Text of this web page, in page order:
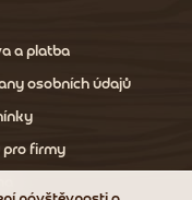
a platba
osobních údajů
pro firmy